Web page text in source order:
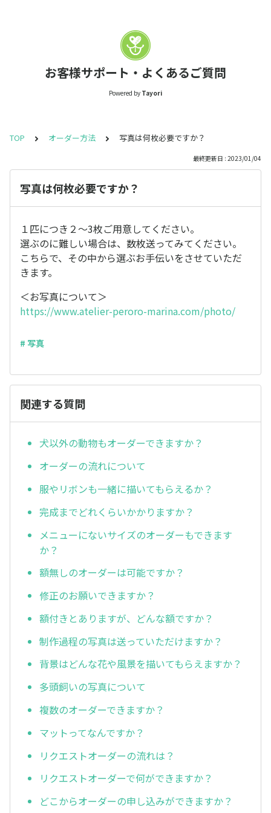
お客様サポート・よくあるご質問
Powered by Tayori
TOP オーダー方法 写真は何枚必要ですか？
最終更新日 : 2023/01/04
写真は何枚必要ですか？
１匹につき２～3枚ご用意してください。
選ぶのに難しい場合は、数枚送ってみてください。
こちらで、その中から選ぶお手伝いをさせていただ
きます。
＜お写真について＞
https://www.atelier-peroro-marina.com/photo/
# 写真
関連する質問
犬以外の動物もオーダーできますか？
オーダーの流れについて
服やリボンも一緒に描いてもらえるか？
完成までどれくらいかかりますか？
メニューにないサイズのオーダーもできます
か？
額無しのオーダーは可能ですか？
修正のお願いできますか？
額付きとありますが、どんな額ですか？
制作過程の写真は送っていただけますか？
背景はどんな花や風景を描いてもらえますか？
多頭飼いの写真について
複数のオーダーできますか？
マットってなんですか？
リクエストオーダーの流れは？
リクエストオーダーで何ができますか？
どこからオーダーの申し込みができますか？